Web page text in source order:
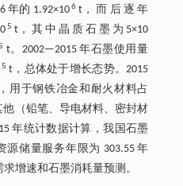
年的 1.92×106t， 而 后 逐 年
5 t， 其 中 晶 质 石 墨 为 5×10
t。2002—2015 年石墨使用量
5 t，总体处于增长态势。2015
用于钢铁冶金和耐火材料占
他（铅笔、导电材料、密封材
年统计数据计算，我国石墨
源储量服务年限为 303.55 年
增速和石墨消耗量预测。